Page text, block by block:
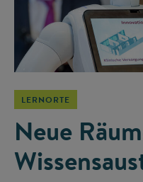
LERNORTE
Neue